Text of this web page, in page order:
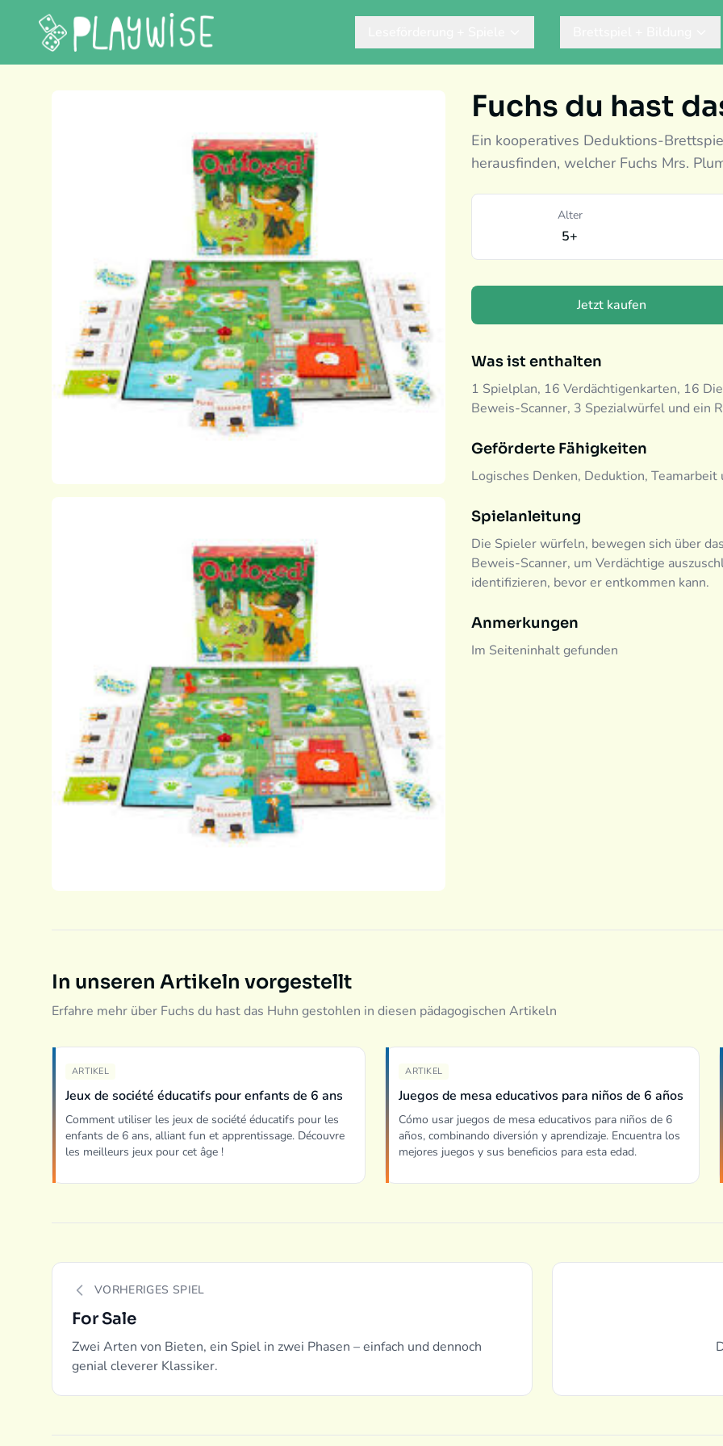
Fuchs du hast
Ein kooperatives Deduktions-
herausfinden, welcher Fuchs Mrs.
Alter
5+
Jetzt kaufen
Was ist enthalten
1 Spielplan, 16 Verdächtigenkarten, 16
Beweis-Scanner, 3 Spezialwürfel und ein
Geförderte Fähigkeiten
Logisches Denken, Deduktion,
Spielanleitung
Die Spieler würfeln, bewegen sich über
Beweis-Scanner, um Verdächtige
identifizieren, bevor er entkommen kann.
Anmerkungen
Im Seiteninhalt gefunden
In unseren Artikeln vorgestellt
Erfahre mehr über Fuchs du hast das Huhn gestohlen in diesen pädagogischen Artikeln
ARTIKEL
Jeux de société éducatifs pour enfants de 6 ans
Comment utiliser les jeux de société éducatifs pour les
enfants de 6 ans, alliant fun et apprentissage. Découvre
les meilleurs jeux pour cet âge !
ARTIKEL
Juegos de mesa educativos para niños de 6 años
Cómo usar juegos de mesa educativos para niños de 6
años, combinando diversión y aprendizaje. Encuentra los
mejores juegos y sus beneficios para esta edad.
VORHERIGES SPIEL
For Sale
Zwei Arten von Bieten, ein Spiel in zwei Phasen – einfach und dennoch
genial cleverer Klassiker.